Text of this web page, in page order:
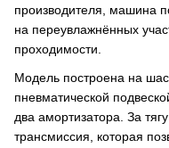
производителя, машина
на переувлажнённых
проходимости.
Модель построена на
пневматической
два амортизатора. За
трансмиссия, которая